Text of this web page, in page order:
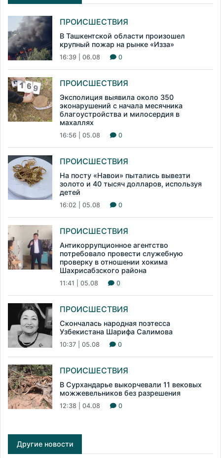
ПРОИСШЕСТВИЯ
В Ташкентской области произошел
крупный пожар на рынке «Изза»
16:39 | 06.08 0
ПРОИСШЕСТВИЯ
Эксполиция выявила около 350
эконарушений с начала месячника
благоустройства и милосердия в
махаллях
16:56 | 05.08 0
ПРОИСШЕСТВИЯ
На посту «Навои» пытались вывезти
золото и 40 тысяч долларов, используя
детей
16:02 | 05.08 0
ПРОИСШЕСТВИЯ
Антикоррупционное агентство
потребовало провести служебную
проверку в отношении хокима
Шахрисабзского района
11:41 | 05.08 0
ПРОИСШЕСТВИЯ
Скончалась народная поэтесса
Узбекистана Шарифа Салимова
10:37 | 05.08 0
ПРОИСШЕСТВИЯ
В Сурхандарье выкорчевали 11 вековых
можжевельников без разрешения
12:38 | 04.08 0
Другие новости